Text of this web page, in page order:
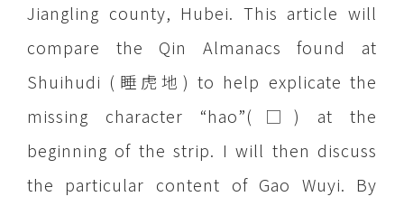
Jiangling county, Hubei. This article will
compare the Qin Almanacs found at
Shuihudi (睡虎地) to help explicate the
missing character “hao”(□) at the
beginning of the strip. I will then discuss
the particular content of Gao Wuyi. By